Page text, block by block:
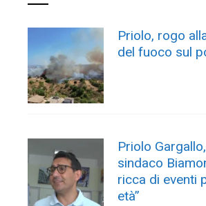
Priolo, rogo
del fuoco sul
Priolo
sindaco
ricca di eventi
età”